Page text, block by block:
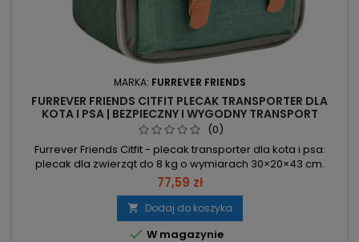
MARKA: FURREVER FRIENDS
FURREVER FRIENDS CITFIT PLECAK TRANSPORTER DLA
KOTA I PSA | BEZPIECZNY I WYGODNY TRANSPORT
(0)
Furrever Friends Citfit - plecak transporter dla kota i psa:
plecak dla zwierząt do 8 kg o wymiarach 30×20×43 cm.
Materiały odporne na drapanie, solidne zamki i sztywna
konstrukcja — wysoka trwałość. Całkowicie otwierana
przednia klapa i boczna siateczkowa klapka — łatwe
wyjmowanie i dodatkowa wentylacja. Kieszonki przednie i
boczne oraz uchwyt ręczny i...
77,59 zł
 Dodaj do koszyka
 W magazynie